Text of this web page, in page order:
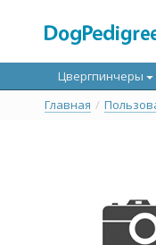
Цвергпинчеры
Главная /